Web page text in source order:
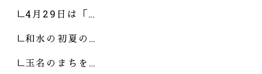
4月29日は「…
和水の初夏の…
玉名のまちを…